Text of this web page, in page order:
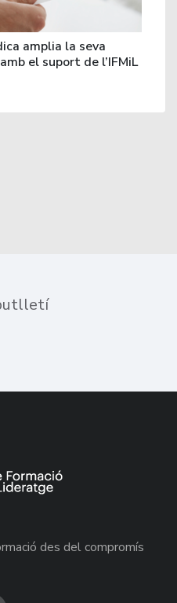
amplia la seva
el suport de l’IFMiL
des del compromís